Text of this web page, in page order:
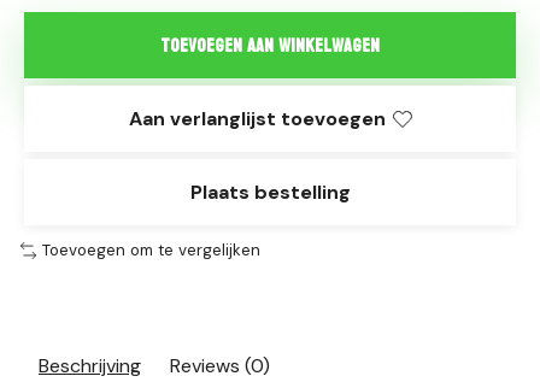
Toevoegen aan winkelwagen
Aan verlanglijst toevoegen
Plaats bestelling
Toevoegen om te vergelijken
Beschrijving Reviews (0)